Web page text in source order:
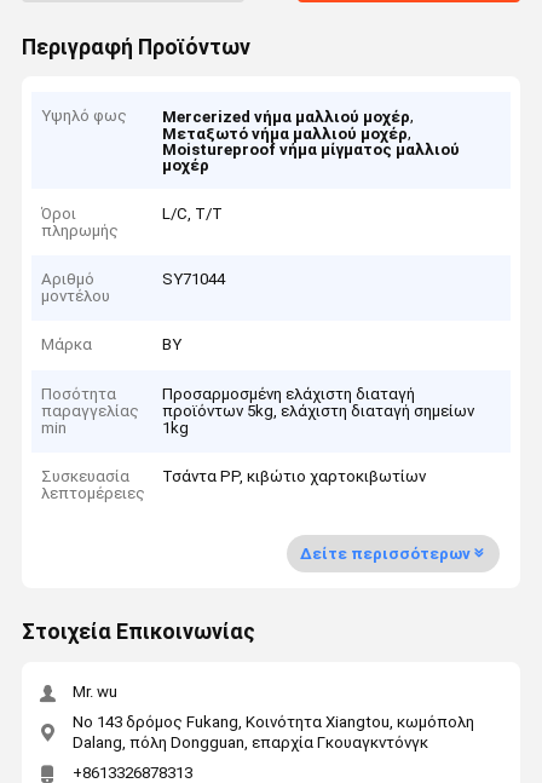
Περιγραφή Προϊόντων
Υψηλό φως Mercerized νήμα μαλλιού μοχέρ,
Μεταξωτό νήμα μαλλιού μοχέρ,
Moistureproof νήμα μίγματος μαλλιού
μοχέρ
Όροι
πληρωμής
L/C, T/T
Αριθμό
μοντέλου
SY71044
Μάρκα BY
Ποσότητα
παραγγελίας
min
Προσαρμοσμένη ελάχιστη διαταγή
προϊόντων 5kg, ελάχιστη διαταγή σημείων
1kg
Συσκευασία
λεπτομέρειες
Τσάντα PP, κιβώτιο χαρτοκιβωτίων
Δείτε περισσότερων
Στοιχεία Επικοινωνίας
Mr. wu
Νο 143 δρόμος Fukang, Κοινότητα Xiangtou, κωμόπολη
Dalang, πόλη Dongguan, επαρχία Γκουαγκντόνγκ
+8613326878313